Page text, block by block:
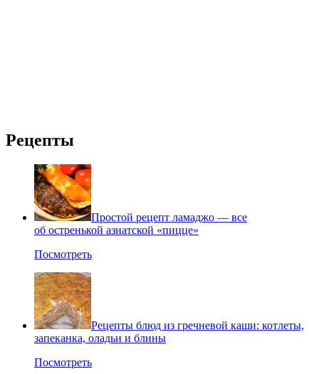
Рецепты
Простой рецепт ламаджо — все
об остренькой азиатской «пицце»
Посмотреть
Рецепты блюд из гречневой каши: котлеты,
запеканка, оладьи и блины
Посмотреть